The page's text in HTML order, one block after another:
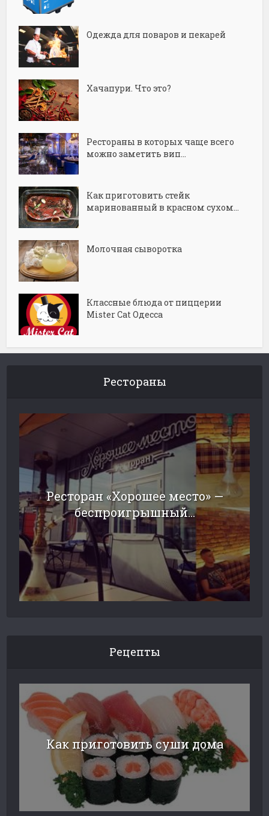
Одежда для поваров и пекарей
Хачапури. Что это?
Рестораны в которых чаще всего
можно заметить вип...
Как приготовить стейк
маринованный в красном сухом...
Молочная сыворотка
Классные блюда от пиццерии
Mister Cat Одесса
Рестораны
Ресторан «Хорошее место» —
беспроигрышный...
Рецепты
Как приготовить суши дома